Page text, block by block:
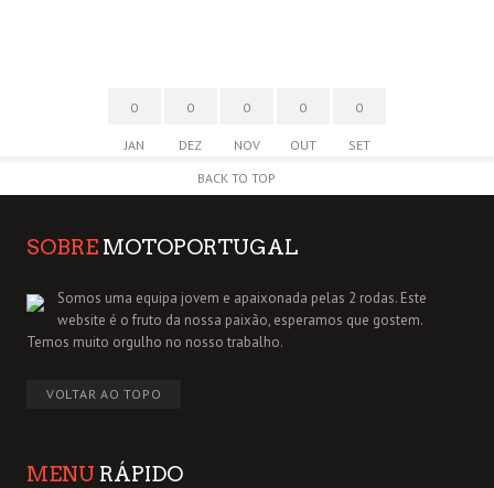
0
JAN
0
DEZ
0
NOV
0
OUT
0
SET
BACK TO TOP
SOBRE MOTOPORTUGAL
Somos uma equipa jovem e apaixonada pelas 2 rodas. Este
website é o fruto da nossa paixão, esperamos que gostem.
Temos muito orgulho no nosso trabalho.
VOLTAR AO TOPO
MENU RÁPIDO